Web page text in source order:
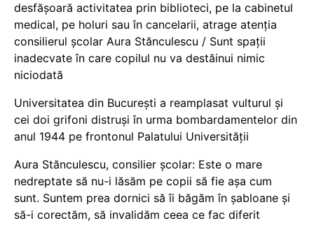
desfășoară activitatea prin biblioteci, pe la cabinetul
medical, pe holuri sau în cancelarii, atrage atenția
consilierul școlar Aura Stănculescu / Sunt spații
inadecvate în care copilul nu va destăinui nimic
niciodată
Universitatea din București a reamplasat vulturul și
cei doi grifoni distruși în urma bombardamentelor din
anul 1944 pe frontonul Palatului Universității
Aura Stănculescu, consilier școlar: Este o mare
nedreptate să nu-i lăsăm pe copii să fie așa cum
sunt. Suntem prea dornici să îi băgăm în șabloane și
să-i corectăm, să invalidăm ceea ce fac diferit